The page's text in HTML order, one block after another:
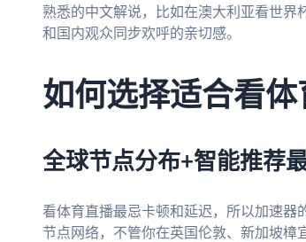
熟悉的中文解说，比如在澳大利亚看世
和国内观众同步欢呼的亲切感。
如何选择适合看体
全球节点分布+智能推荐
看体育直播最忌卡顿和延迟，所以加速器
节点网络，不管你在英国伦敦、新加坡樟